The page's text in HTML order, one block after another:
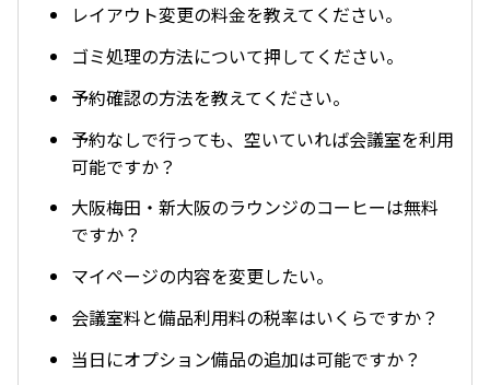
レイアウト変更の料金を教えてください。
ゴミ処理の方法について押してください。
予約確認の方法を教えてください。
予約なしで行っても、空いていれば会議室を利用
可能ですか？
大阪梅田・新大阪のラウンジのコーヒーは無料
ですか？
マイページの内容を変更したい。
会議室料と備品利用料の税率はいくらですか？
当日にオプション備品の追加は可能ですか？